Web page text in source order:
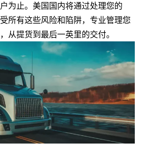
为止。美国国内将通过处理您的
所有这些风险和陷阱，专业管理您
从提货到最后一英里的交付。
我们的 隐私政策
获取报价